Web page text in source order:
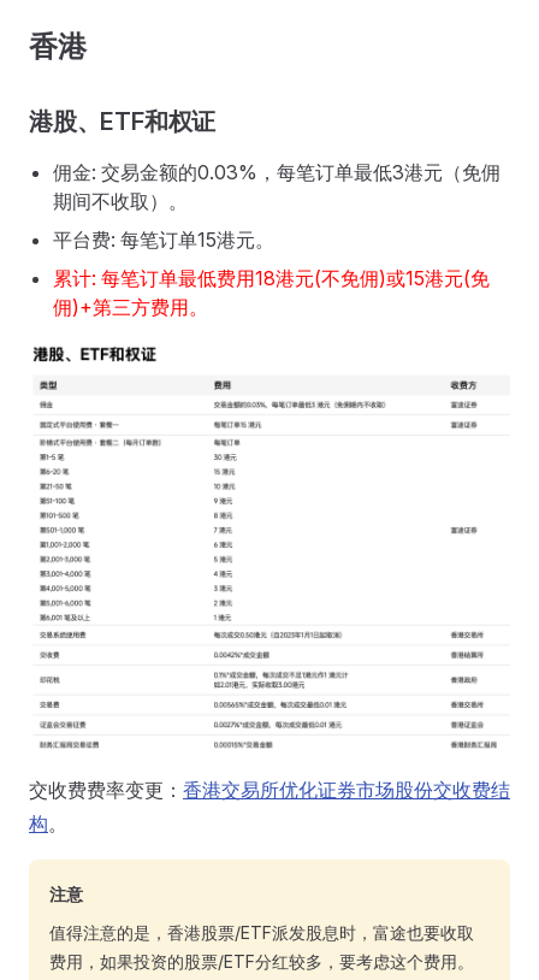
香港
港股、ETF和权证
佣金: 交易金额的0.03%，每笔订单最低3港元（免佣
期间不收取）。
平台费: 每笔订单15港元。
累计: 每笔订单最低费用18港元(不免佣)或15港元(免
佣)+第三方费用。
交收费费率变更： 香港交易所优化证券市场股份交收费结
构。
注意
值得注意的是，香港股票/ETF派发股息时，富途也要收取
费用，如果投资的股票/ETF分红较多，要考虑这个费用。